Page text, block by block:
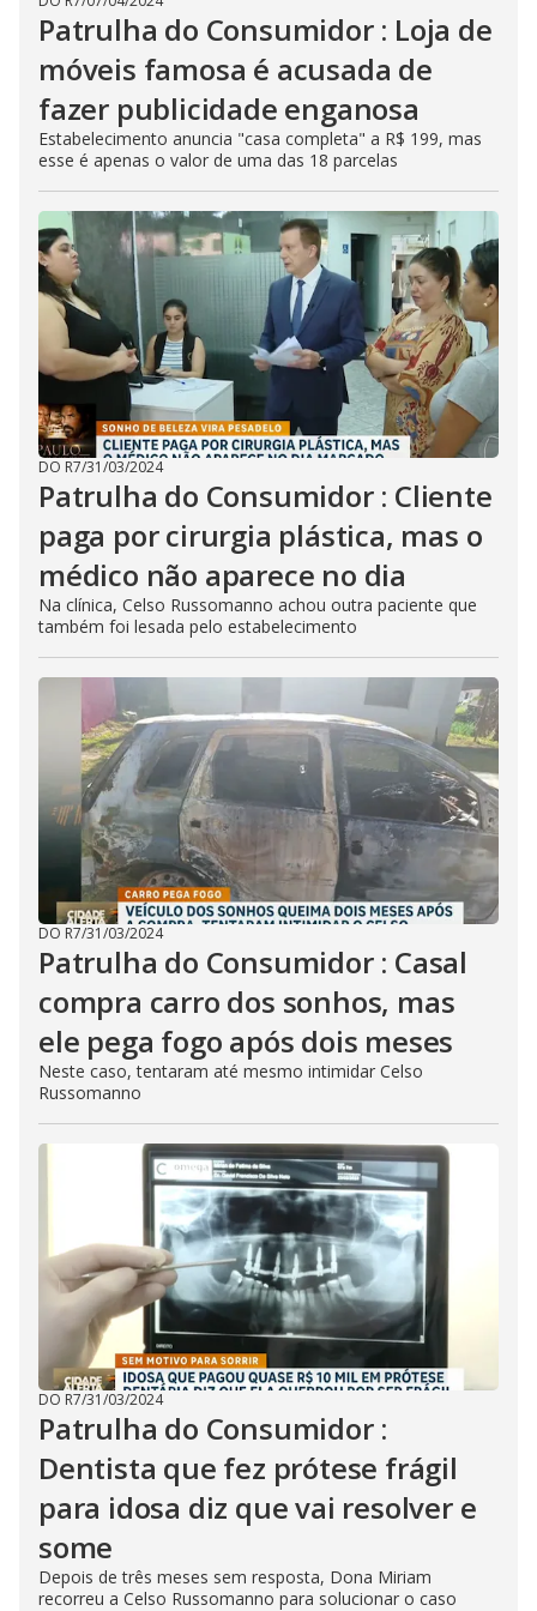
Patrulha do Consumidor : Loja de
móveis famosa é acusada de
fazer publicidade enganosa
Estabelecimento anuncia "casa completa" a R$ 199, mas
esse é apenas o valor de uma das 18 parcelas
DO R7/31/03/2024
Patrulha do Consumidor : Cliente
paga por cirurgia plástica, mas o
médico não aparece no dia
Na clínica, Celso Russomanno achou outra paciente que
também foi lesada pelo estabelecimento
DO R7/31/03/2024
Patrulha do Consumidor : Casal
compra carro dos sonhos, mas
ele pega fogo após dois meses
Neste caso, tentaram até mesmo intimidar Celso
Russomanno
DO R7/31/03/2024
Patrulha do Consumidor :
Dentista que fez prótese frágil
para idosa diz que vai resolver e
some
Depois de três meses sem resposta, Dona Miriam
recorreu a Celso Russomanno para solucionar o caso